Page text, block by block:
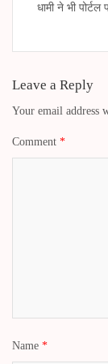
धामी ने भी
Leave a Reply
Your email address
Comment *
Name *